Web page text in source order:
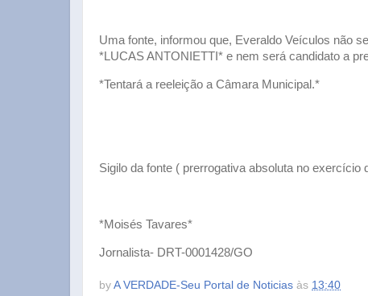
Uma fonte, informou que, Everaldo Veículos não
*LUCAS ANTONIETTI* e nem será candidato a
*Tentará a reeleição a Câmara Municipal.*
Sigilo da fonte ( prerrogativa absoluta no exercício
*Moisés Tavares*
Jornalista- DRT-0001428/GO
by A VERDADE-Seu Portal de Noticias às 13:40